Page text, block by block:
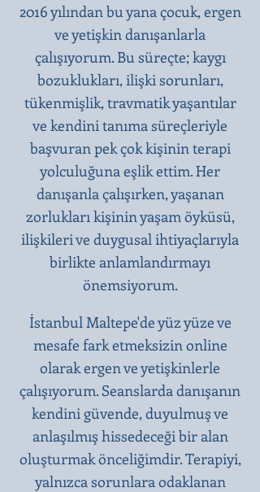
2016 yılından bu yana çocuk, ergen
ve yetişkin danışanlarla
çalışıyorum. Bu süreçte; kaygı
bozuklukları, ilişki sorunları,
tükenmişlik, travmatik yaşantılar
ve kendini tanıma süreçleriyle
başvuran pek çok kişinin terapi
yolculuğuna eşlik ettim. Her
danışanla çalışırken, yaşanan
zorlukları kişinin yaşam öyküsü,
ilişkileri ve duygusal ihtiyaçlarıyla
birlikte anlamlandırmayı
önemsiyorum.
İstanbul Maltepe'de yüz yüze ve
mesafe fark etmeksizin online
olarak ergen ve yetişkinlerle
çalışıyorum. Seanslarda danışanın
kendini güvende, duyulmuş ve
anlaşılmış hissedeceği bir alan
oluşturmak önceliğimdir. Terapiyi,
yalnızca sorunlara odaklanan